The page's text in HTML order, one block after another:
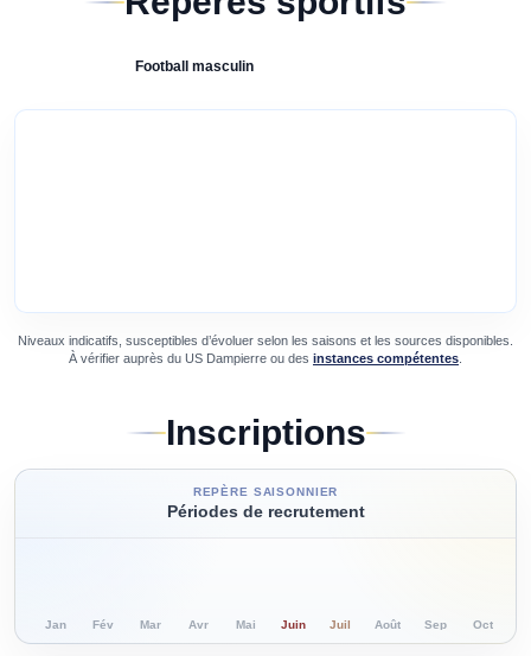
Football masculin
Niveaux indicatifs, susceptibles d’évoluer selon les saisons et les sources disponibles.
À vérifier auprès du US Dampierre ou des instances compétentes
Inscriptions
REPÈRE SAISONNIER
Périodes de recrutement
Jan Fév Mar Avr Mai Juin Juil Août Sep Oct